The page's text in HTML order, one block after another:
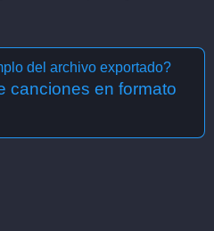
del archivo exportado?
canciones en formato